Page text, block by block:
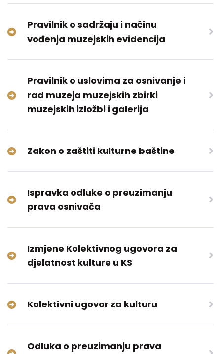
Pravilnik o sadržaju i načinu
vođenja muzejskih evidencija
Pravilnik o uslovima za osnivanje i
rad muzeja muzejskih zbirki
muzejskih izložbi i galerija
Zakon o zaštiti kulturne baštine
Ispravka odluke o preuzimanju
prava osnivača
Izmjene Kolektivnog ugovora za
djelatnost kulture u KS
Kolektivni ugovor za kulturu
Odluka o preuzimanju prava